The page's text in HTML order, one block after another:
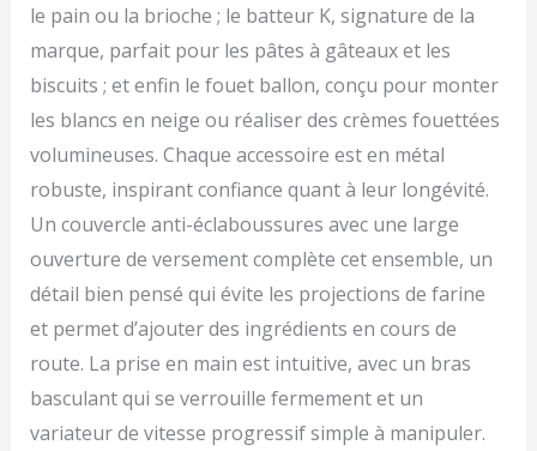
le pain ou la brioche ; le batteur K, signature de la
marque, parfait pour les pâtes à gâteaux et les
biscuits ; et enfin le fouet ballon, conçu pour monter
les blancs en neige ou réaliser des crèmes fouettées
volumineuses. Chaque accessoire est en métal
robuste, inspirant confiance quant à leur longévité.
Un couvercle anti-éclaboussures avec une large
ouverture de versement complète cet ensemble, un
détail bien pensé qui évite les projections de farine
et permet d’ajouter des ingrédients en cours de
route. La prise en main est intuitive, avec un bras
basculant qui se verrouille fermement et un
variateur de vitesse progressif simple à manipuler.